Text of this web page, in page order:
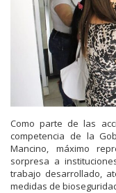
Como parte de las
competencia de la
Mancino, máximo
sorpresa a
trabajo desarrollado,
medidas de